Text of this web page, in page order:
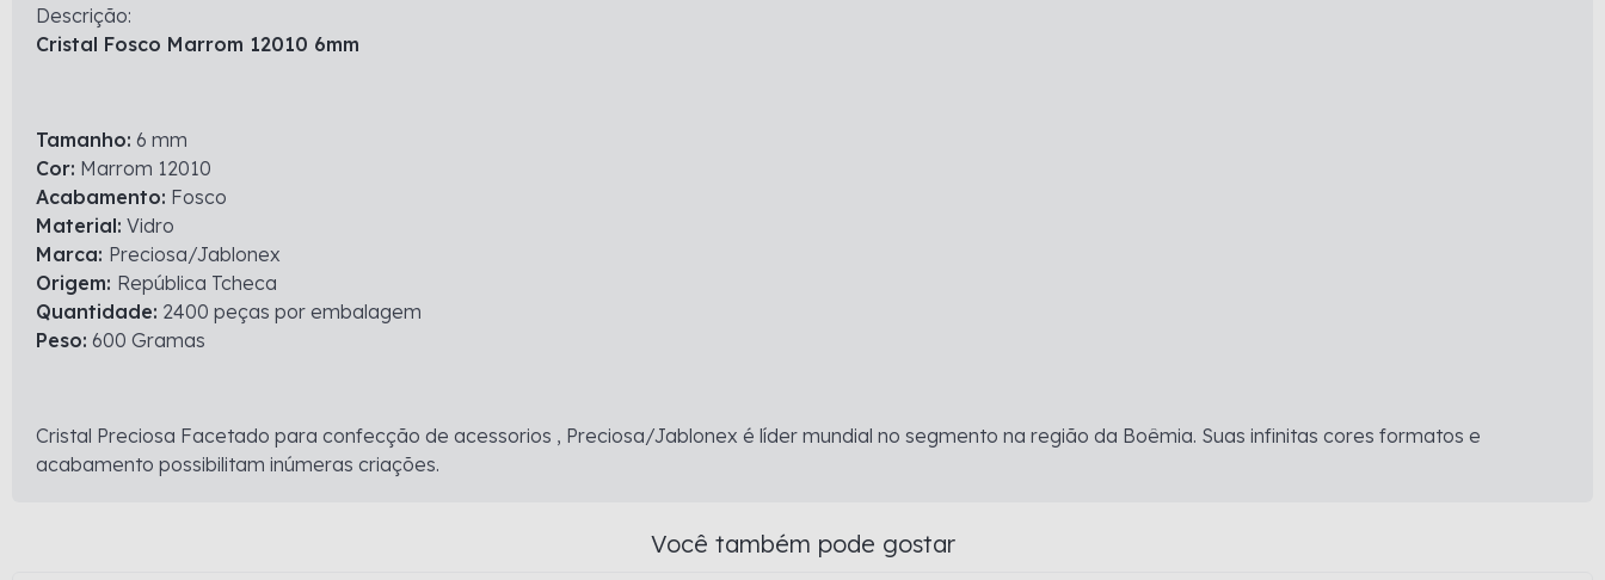
Descrição:
Cristal Fosco Marrom 12010 6mm
Tamanho: 6 mm
Cor: Marrom 12010
Acabamento: Fosco
Material: Vidro
Marca: Preciosa/Jablonex
Origem: República Tcheca
Quantidade: 2400 peças por embalagem
Peso: 600 Gramas
Cristal Preciosa Facetado para confecção de acessorios , Preciosa/Jablonex é líder mundial no segmento na região da Boêmia. Suas infinitas cores formatos e
acabamento possibilitam inúmeras criações.
Você também pode gostar